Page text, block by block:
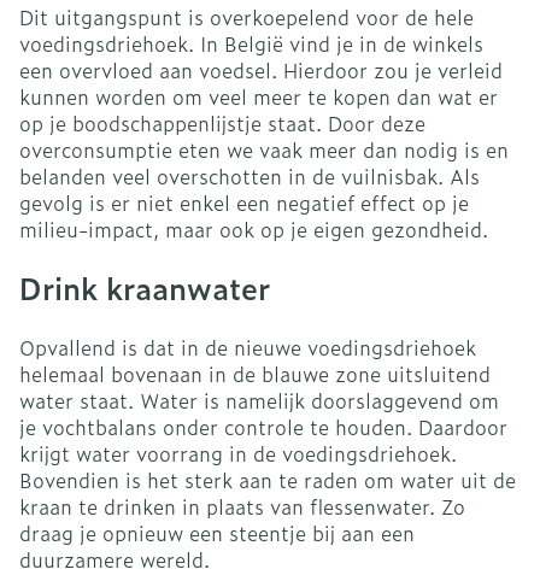
Dit uitgangspunt is overkoepelend voor de hele
voedingsdriehoek. In België vind je in de winkels
een overvloed aan voedsel. Hierdoor zou je verleid
kunnen worden om veel meer te kopen dan wat er
op je boodschappenlijstje staat. Door deze
overconsumptie eten we vaak meer dan nodig is en
belanden veel overschotten in de vuilnisbak. Als
gevolg is er niet enkel een negatief effect op je
milieu-impact, maar ook op je eigen gezondheid.
Drink kraanwater
Opvallend is dat in de nieuwe voedingsdriehoek
helemaal bovenaan in de blauwe zone uitsluitend
water staat. Water is namelijk doorslaggevend om
je vochtbalans onder controle te houden. Daardoor
krijgt water voorrang in de voedingsdriehoek.
Bovendien is het sterk aan te raden om water uit de
kraan te drinken in plaats van flessenwater. Zo
draag je opnieuw een steentje bij aan een
duurzamere wereld.